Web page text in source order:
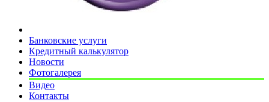
Банковские услуги
Кредитный калькулятор
Новости
Фотогалерея
Видео
Контакты